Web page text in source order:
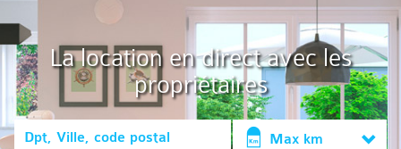
La location en direct avec les
propriétaires
Max km